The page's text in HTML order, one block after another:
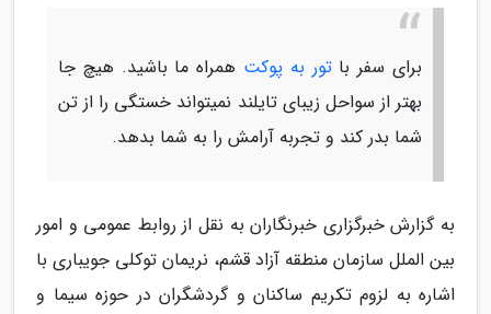
برای سفر باتور به پوکت همراه ما باشید. هیچ جا
بهتر از سواحل زیبای تایلند نمیتواند خستگی را از تن
شما بدر کند و تجربه آرامش را به شما بدهد.
به گزارش خبرگزاری خبرنگاران به نقل از روابط عمومی و امور
بین الملل سازمان منطقه آزاد قشم، نریمان توکلی جویباری با
اشاره به لزوم تکریم ساکنان و گردشگران در حوزه سیما و